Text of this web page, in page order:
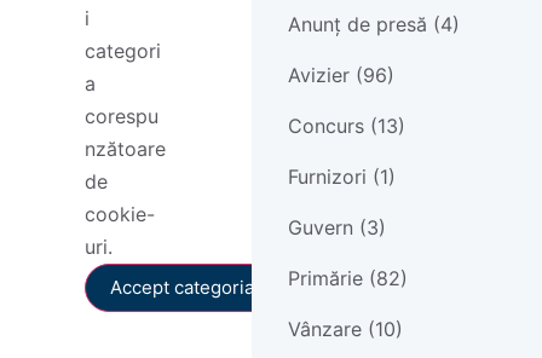
i
categori
a
corespu
nzătoare
de
cookie-
uri.
Accept categoria Funcționalitate
Anunț de presă (4)
Avizier (96)
Concurs (13)
Furnizori (1)
Guvern (3)
Primărie (82)
Vânzare (10)